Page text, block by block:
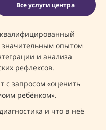
Все услуги центра
значительным опытом
и анализа
рефлексов.
с запросом «оценить
ребёнком».
и что в неё